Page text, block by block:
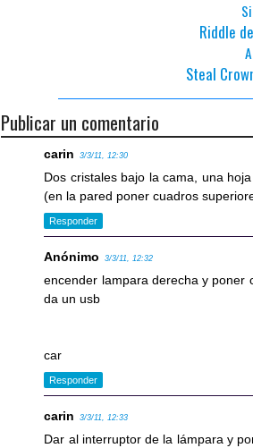
Riddle
Steal
Publicar un comentario
carin 3/3/11, 12:30
Dos cristales bajo la cama, una
(en la pared poner cuadros
Responder
Anónimo 3/3/11, 12:32
encender lampara derecha y poner
da un usb
car
Responder
carin 3/3/11, 12:33
Dar al interruptor de la lámpara y